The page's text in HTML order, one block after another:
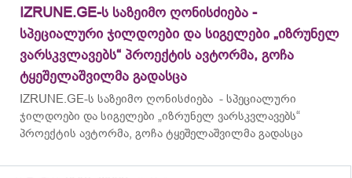
IZRUNE.GE-ს საზეიმო ღონისძიება -
სპეციალური ჯილდოები და სიგელები „იზრუნელ
ვარსკვლავებს“ პროექტის ავტორმა, გოჩა
ტყეშელაშვილმა გადასცა
IZRUNE.GE-ს საზეიმო ღონისძიება - სპეციალური
ჯილდოები და სიგელები „იზრუნელ ვარსკვლავებს“
პროექტის ავტორმა, გოჩა ტყეშელაშვილმა გადასცა